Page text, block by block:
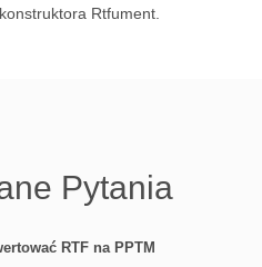
Rtfument.
Pytania
RTF na PPTM